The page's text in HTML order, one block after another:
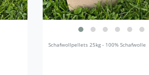
Schafwollpellets 25kg - 100% Schafwolle